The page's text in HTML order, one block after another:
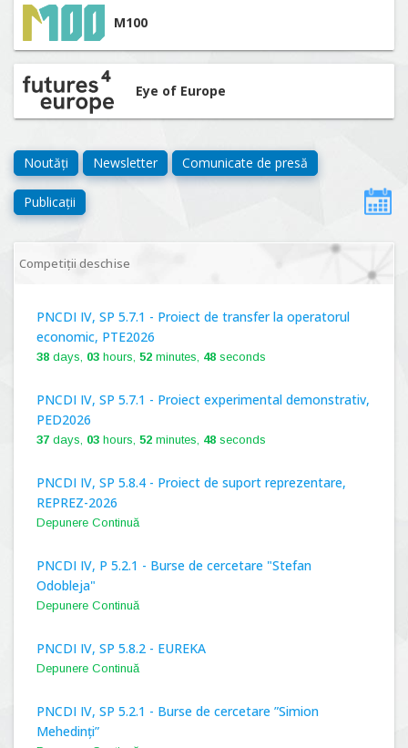
M100
Eye of Europe
Noutăți Newsletter Comunicate de presă
Publicații
Competiții deschise
PNCDI IV, SP 5.7.1 - Proiect de transfer la operatorul
economic, PTE2026
38 days, 03 hours, 52 minutes, 47 seconds
PNCDI IV, SP 5.7.1 - Proiect experimental demonstrativ,
PED2026
37 days, 03 hours, 52 minutes, 47 seconds
PNCDI IV, SP 5.8.4 - Proiect de suport reprezentare,
REPREZ-2026
Depunere Continuă
PNCDI IV, P 5.2.1 - Burse de cercetare "Stefan
Odobleja"
Depunere Continuă
PNCDI IV, SP 5.8.2 - EUREKA
Depunere Continuă
PNCDI IV, SP 5.2.1 - Burse de cercetare ”Simion
Mehedinți”